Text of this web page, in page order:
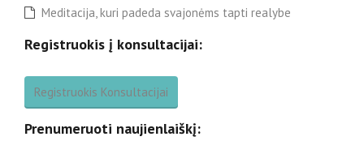
Meditacija, kuri padeda svajonėms tapti realybe
Registruokis į konsultacijai:
Registruokis Konsultacijai
Prenumeruoti naujienlaiškį: